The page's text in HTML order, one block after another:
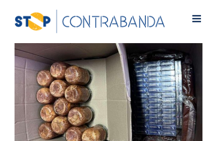
View
Larger
Image